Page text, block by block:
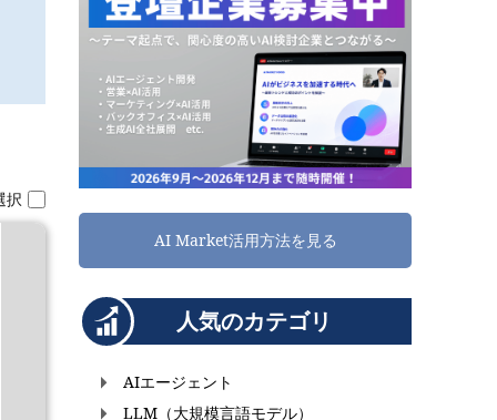
択
AI Market活用方法を見る
人気のカテゴリ
AIエージェント
LLM（大規模言語モデル）